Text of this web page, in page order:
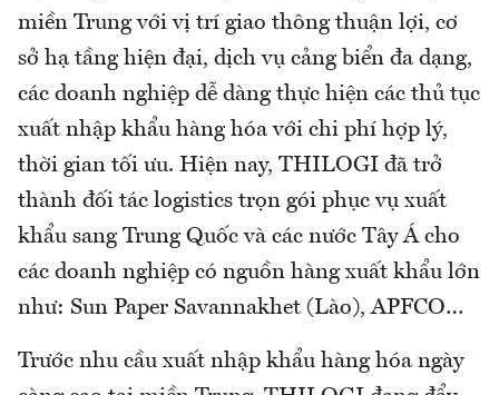
miền Trung với vị trí giao thông thuận lợi, cơ
sở hạ tầng hiện đại, dịch vụ cảng biển đa dạng,
các doanh nghiệp dễ dàng thực hiện các thủ tục
xuất nhập khẩu hàng hóa với chi phí hợp lý,
thời gian tối ưu. Hiện nay, THILOGI đã trở
thành đối tác logistics trọn gói phục vụ xuất
khẩu sang Trung Quốc và các nước Tây Á cho
các doanh nghiệp có nguồn hàng xuất khẩu lớn
như: Sun Paper Savannakhet (Lào), APFCO…
Trước nhu cầu xuất nhập khẩu hàng hóa ngày